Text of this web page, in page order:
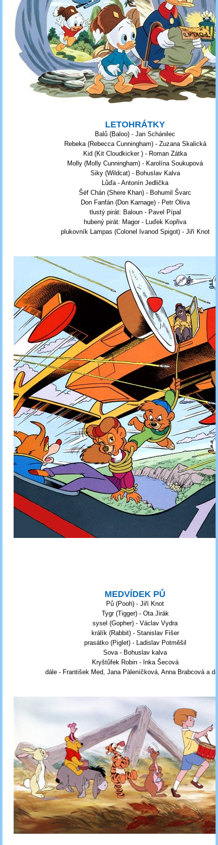
LETOHRÁTKY
Balů (Baloo) - Jan Schánilec
Rebeka (Rebecca Cunningham) - Zuzana Skalická
Kid (Kit Cloudkicker ) - Roman Zátka
Molly (Molly Cunningham) - Karolína Soukupová
Siky (Wildcat) - Bohuslav Kalva
Lůďa - Antonín Jedlička
Šéf Chán (Shere Khan) - Bohumil Švarc
Don Fanfán (Don Karnage) - Petr Oliva
tlustý pirát: Baloun - Pavel Pípal
hubený pirát: Magor - Luďek Kopřiva
plukovník Lampas (Colonel Ivanod Spigot) - Jiří Knot
MEDVÍDEK PŮ
Pů (Pooh) - Jiří Knot
Tygr (Tigger) - Ota Jirák
sysel (Gopher) - Václav Vydra
králík (Rabbit) - Stanislav Fišer
prasátko (Piglet) - Ladislav Potměšil
Sova - Bohuslav kalva
Kryštůfek Robin - Inka Šecová
dále - František Med, Jana Páleníčková, Anna Brabcová a